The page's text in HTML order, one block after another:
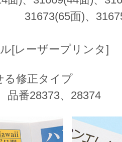
面)、31675(70
[レーザープリンタ]
る修正タイプ
番28373、28374